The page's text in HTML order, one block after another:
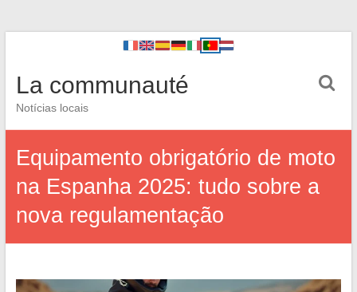
La communauté
Notícias locais
Equipamento obrigatório de moto
na Espanha 2025: tudo sobre a
nova regulamentação